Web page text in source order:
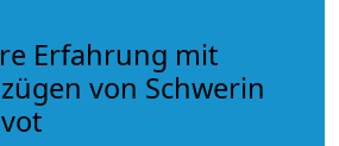
Erfahrung mit
von Schwerin